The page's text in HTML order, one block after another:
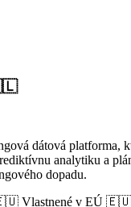
dátová platforma,
analytiku a
dopadu.
Vlastnené v EÚ 🇪🇺